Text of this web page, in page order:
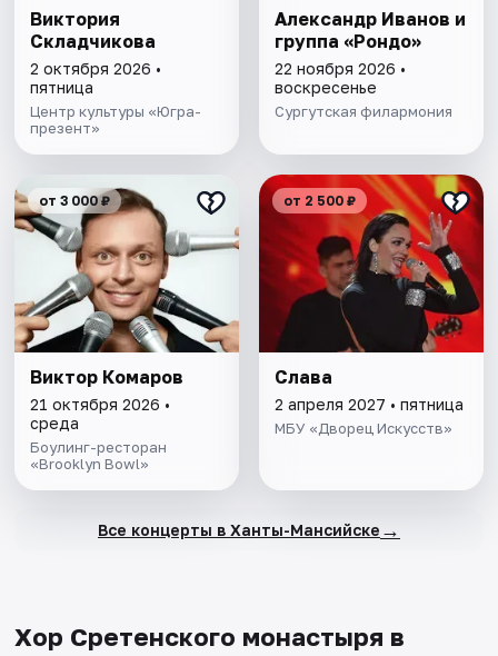
Виктория
Складчикова
2 октября 2026 •
пятница
Центр культуры «Югра-
презент»
Александр Иванов и
группа «Рондо»
22 ноября 2026 •
воскресенье
Сургутская филармония
от 3 000 ₽
Виктор Комаров
21 октября 2026 •
среда
Боулинг-ресторан
«Brooklyn Bowl»
от 2 500 ₽
Слава
2 апреля 2027 • пятница
МБУ «Дворец Искусств»
Все концерты в Ханты-Мансийске →
Хор Сретенского монастыря в